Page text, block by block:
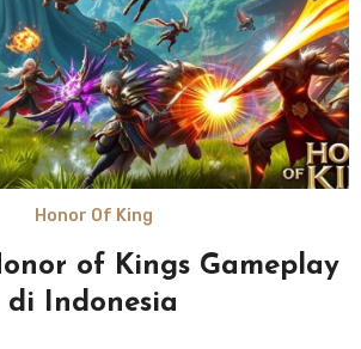
Honor Of King
of Kings Gameplay
di Indonesia